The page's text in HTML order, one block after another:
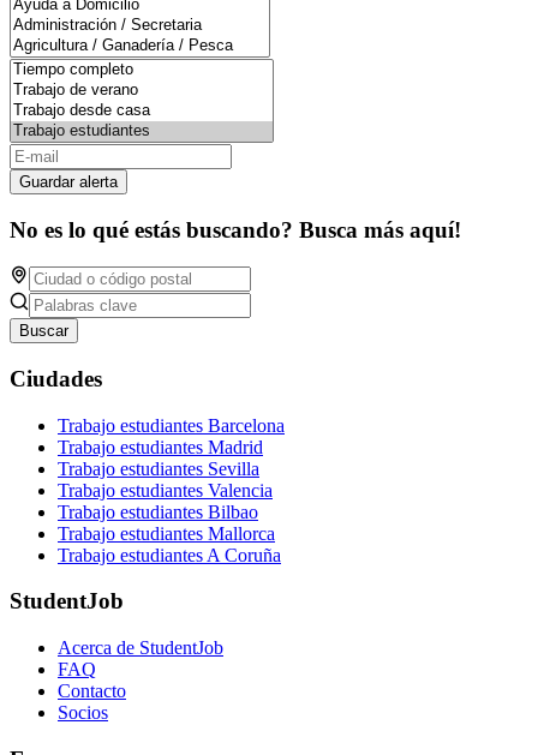
Guardar alerta
No es lo qué estás buscando? Busca más aquí!
Buscar
Ciudades
Trabajo estudiantes Barcelona
Trabajo estudiantes Madrid
Trabajo estudiantes Sevilla
Trabajo estudiantes Valencia
Trabajo estudiantes Bilbao
Trabajo estudiantes Mallorca
Trabajo estudiantes A Coruña
StudentJob
Acerca de StudentJob
FAQ
Contacto
Socios